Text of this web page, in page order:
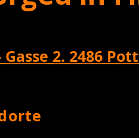
2. 2486